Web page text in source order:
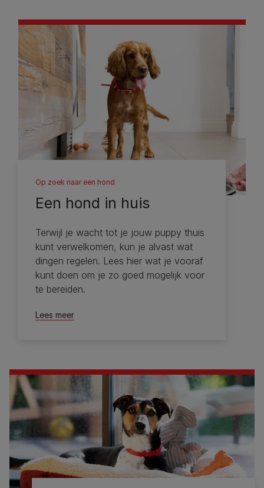
Op zoek naar een hond
Een hond in huis
Terwijl je wacht tot je jouw puppy thuis
kunt verwelkomen, kun je alvast wat
dingen regelen. Lees hier wat je vooraf
kunt doen om je zo goed mogelijk voor
te bereiden.
Lees meer